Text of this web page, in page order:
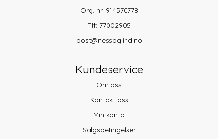
Org. nr. 914570778
Tlf: 77002905
post@nessoglind.no
Kundeservice
Om oss
Kontakt oss
Min konto
Salgsbetingelser